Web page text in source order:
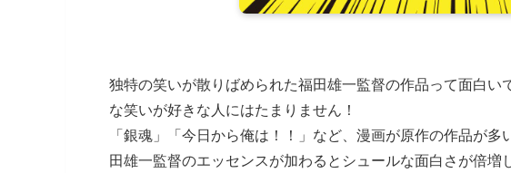
独特の笑いが散りばめられた福田雄一監督の作品って面白
な笑いが好きな人にはたまりません！
「銀魂」「今日から俺は！！」など、漫画が原作の作品が
田雄一監督のエッセンスが加わるとシュールな面白さが倍